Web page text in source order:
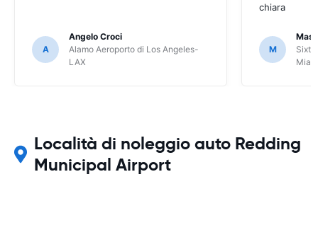
A
Angelo Croci
Alamo Aeroporto di Los Angeles-
LAX
chiara
M
Sixt
Località di noleggio auto Redding
Municipal Airport